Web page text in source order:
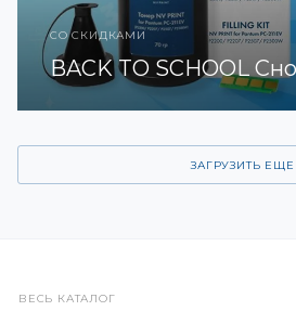
СО СКИДКАМИ
BACK TO SCHOOL
ЗАГРУЗИТЬ ЕЩЕ
ВЕСЬ КАТАЛОГ